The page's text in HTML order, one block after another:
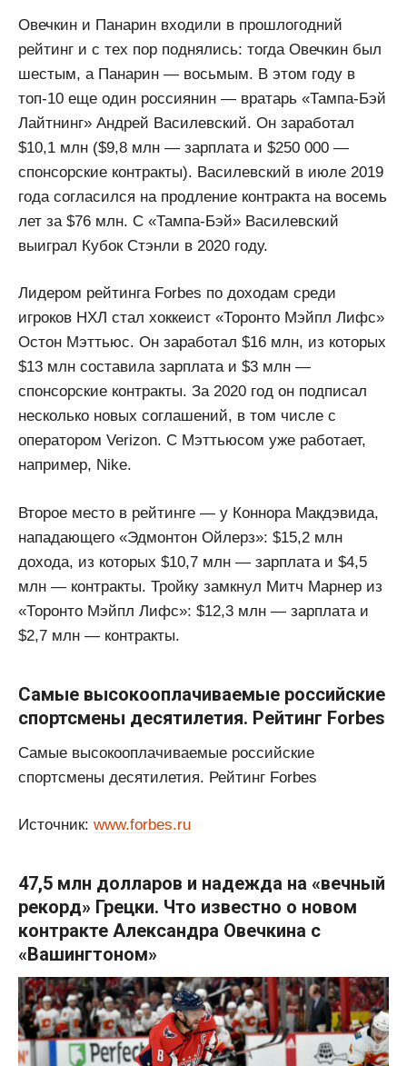
Овечкин и Панарин входили в прошлогодний
рейтинг и с тех пор поднялись: тогда Овечкин был
шестым, а Панарин — восьмым. В этом году в
топ-10 еще один россиянин — вратарь «Тампа-Бэй
Лайтнинг» Андрей Василевский. Он заработал
$10,1 млн ($9,8 млн — зарплата и $250 000 —
спонсорские контракты). Василевский в июле 2019
года согласился на продление контракта на восемь
лет за $76 млн. С «Тампа-Бэй» Василевский
выиграл Кубок Стэнли в 2020 году.
Лидером рейтинга Forbes по доходам среди
игроков НХЛ стал хоккеист «Торонто Мэйпл Лифс»
Остон Мэттьюс. Он заработал $16 млн, из которых
$13 млн составила зарплата и $3 млн —
спонсорские контракты. За 2020 год он подписал
несколько новых соглашений, в том числе с
оператором Verizon. С Мэттьюсом уже работает,
например, Nike.
Второе место в рейтинге — у Коннора Макдэвида,
нападающего «Эдмонтон Ойлерз»: $15,2 млн
дохода, из которых $10,7 млн — зарплата и $4,5
млн — контракты. Тройку замкнул Митч Марнер из
«Торонто Мэйпл Лифс»: $12,3 млн — зарплата и
$2,7 млн — контракты.
Самые высокооплачиваемые российские
спортсмены десятилетия. Рейтинг Forbes
Самые высокооплачиваемые российские
спортсмены десятилетия. Рейтинг Forbes
Источник: www.forbes.ru
47,5 млн долларов и надежда на «вечный
рекорд» Грецки. Что известно о новом
контракте Александра Овечкина с
«Вашингтоном»